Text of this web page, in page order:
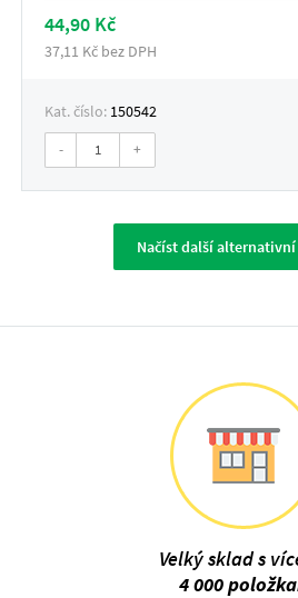
44,90 Kč
37,11 Kč bez DPH
Kat. číslo: 150542
- +
Načíst další
Velký sklad s
4 000